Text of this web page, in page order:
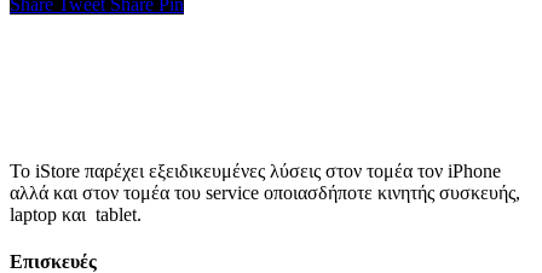
Το iStore παρέχει εξειδικευμένες λύσεις στον τομέα τον iPhone
αλλά και στον τομέα του service οποιασδήποτε κινητής συσκευής,
laptop και tablet.
Επισκευές